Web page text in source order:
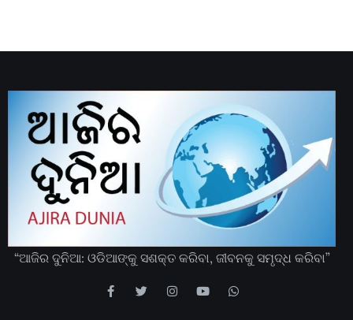
“ଆଜିର ଦୁନିଆ: ଓଡିଆଙ୍କୁ ସଶକ୍ତ କରିବା, ଜୀବନକୁ ସମୃଦ୍ଧ କରିବା”